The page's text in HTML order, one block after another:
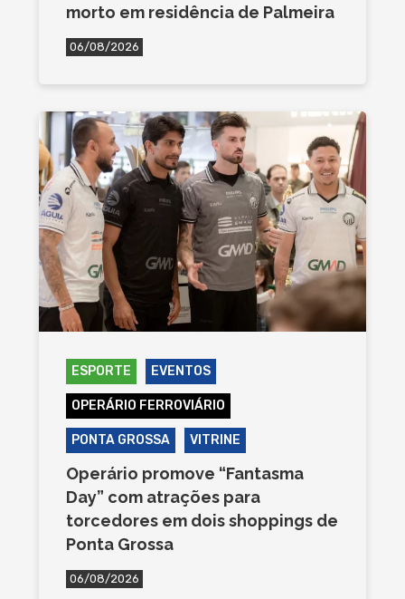
morto em residência de Palmeira
06/08/2026
ESPORTE EVENTOS
OPERÁRIO FERROVIÁRIO
PONTA GROSSA VITRINE
Operário promove “Fantasma
Day” com atrações para
torcedores em dois shoppings de
Ponta Grossa
06/08/2026